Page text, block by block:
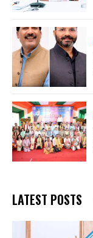
LATEST POSTS